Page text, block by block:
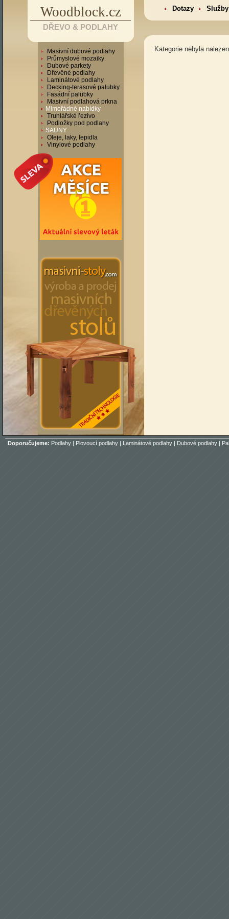
Woodblock.cz
DŘEVO & PODLAHY
Masivní dubové podlahy
Průmyslové mozaiky
Dubové parkety
Dřevěné podlahy
Laminátové podlahy
Decking-terasové palubky
Fasádní palubky
Masivní podlahová prkna
Mimořádné nabídky
Truhlářské řezivo
Podložky pod podlahy
SAUNY
Oleje, laky, lepidla
Vinylové podlahy
Dotazy Služby
Kategorie nebyla
Doporučujeme: Podlahy | Plovoucí podlahy | Laminátové podlahy | Dubové podlahy |